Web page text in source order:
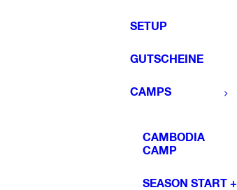
SETUP
GUTSCHEINE
CAMPS
CAMBODIA
CAMP
SEASON START +